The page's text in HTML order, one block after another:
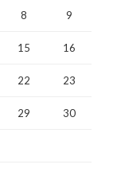
8 9
15 16
22 23
29 30